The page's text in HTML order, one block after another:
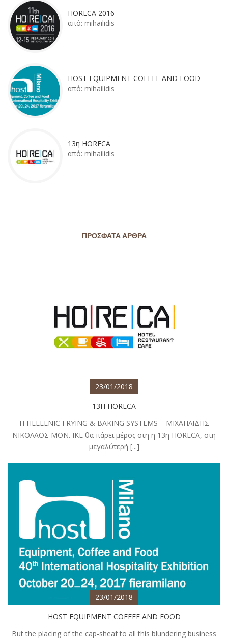
HORECA 2016
από: mihailidis
HOST EQUIPMENT COFFEE AND FOOD
από: mihailidis
13η HORECA
από: mihailidis
ΠΡΌΣΦΑΤΑ ΆΡΘΡΑ
23/01/2018
13Η HORECA
Η HELLENIC FRYING & BAKING SYSTEMS – ΜΙΧΑΗΛΙΔΗΣ
ΝΙΚΟΛΑΟΣ ΜΟΝ. ΙΚΕ θα πάρει μέρος στη η 13η HORECA, στη
μεγαλύτερή [...]
23/01/2018
HOST EQUIPMENT COFFEE AND FOOD
But the placing of the cap-sheaf to all this blundering business